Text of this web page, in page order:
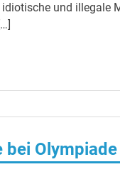
und illegale